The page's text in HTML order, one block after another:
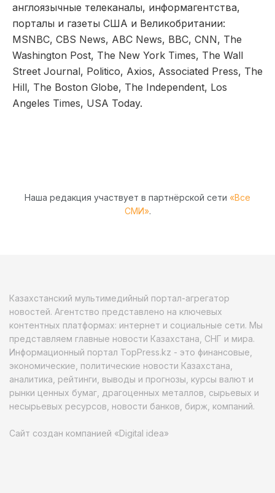
англоязычные телеканалы, информагентства,
порталы и газеты США и Великобритании:
MSNBC, CBS News, ABC News, BBC, CNN, The
Washington Post, The New York Times, The Wall
Street Journal, Politico, Axios, Associated Press, The
Hill, The Boston Globe, The Independent, Los
Angeles Times, USA Today.
Наша редакция участвует в партнёрской сети «Все
СМИ».
Казахстанский мультимедийный портал-агрегатор
новостей. Агентство представлено на ключевых
контентных платформах: интернет и социальные сети. Мы
представляем главные новости Казахстана, СНГ и мира.
Информационный портал TopPress.kz - это финансовые,
экономические, политические новости Казахстана,
аналитика, рейтинги, выводы и прогнозы, курсы валют и
рынки ценных бумаг, драгоценных металлов, сырьевых и
несырьевых ресурсов, новости банков, бирж, компаний.
Сайт создан компанией «Digital idea»